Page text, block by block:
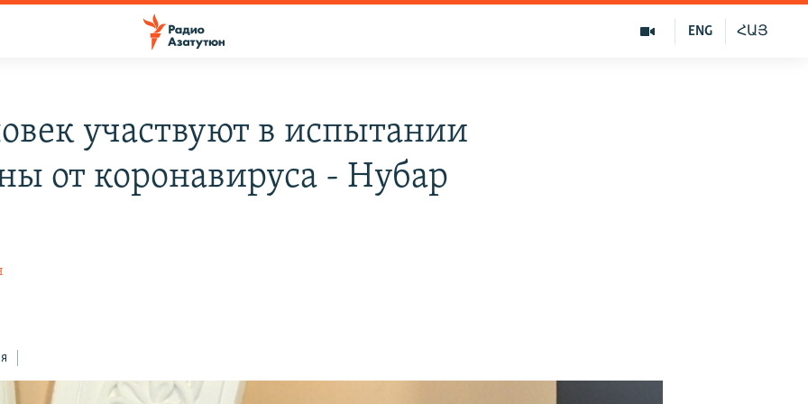
ՀԱՅ
ENG
участвуют в испытании
от коронавируса - Нубар